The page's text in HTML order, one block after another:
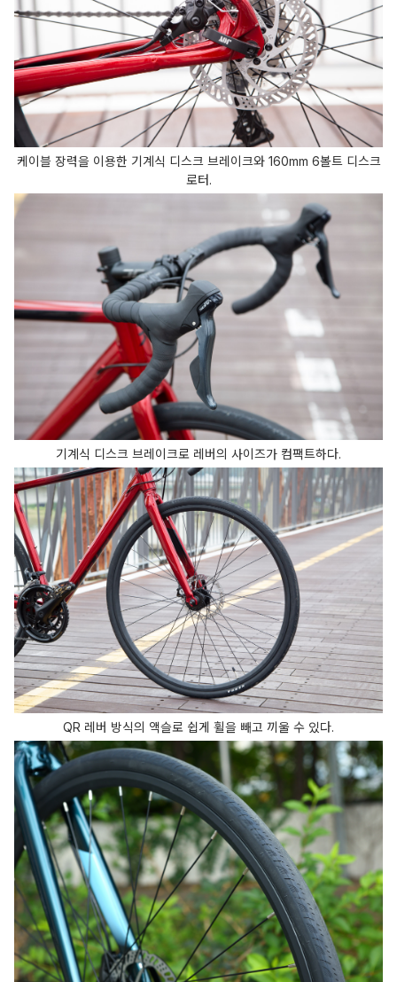
케이블 장력을 이용한 기계식 디스크 브레이크와 160mm 6볼트 디스크
로터.
기계식 디스크 브레이크로 레버의 사이즈가 컴팩트하다.
QR 레버 방식의 액슬로 쉽게 휠을 빼고 끼울 수 있다.